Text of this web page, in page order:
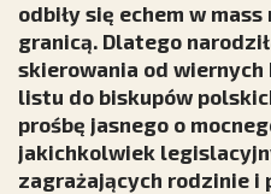
odbiły się echem w
granicą. Dlatego
skierowania od wiernych
listu do biskupów
prośbę jasnego o
jakichkolwiek
zagrażających rodzinie i